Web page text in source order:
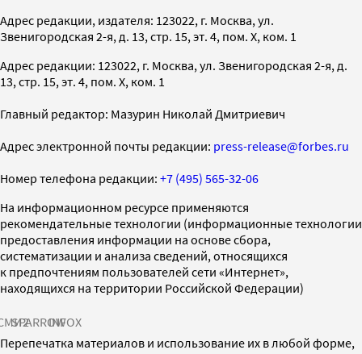
Адрес редакции, издателя: 123022, г. Москва, ул.
Звенигородская 2-я, д. 13, стр. 15, эт. 4, пом. X, ком. 1
Адрес редакции: 123022, г. Москва, ул. Звенигородская 2-я, д.
13, стр. 15, эт. 4, пом. X, ком. 1
Главный редактор: Мазурин Николай Дмитриевич
Адрес электронной почты редакции: press-release@forbes.ru
Номер телефона редакции: +7 (495) 565-32-06
На информационном ресурсе применяются
рекомендательные технологии (информационные технологии
предоставления информации на основе сбора,
систематизации и анализа сведений, относящихся
к предпочтениям пользователей сети «Интернет»,
находящихся на территории Российской Федерации)
SPARROWINFOX
Перепечатка материалов и использование их в любой форме,